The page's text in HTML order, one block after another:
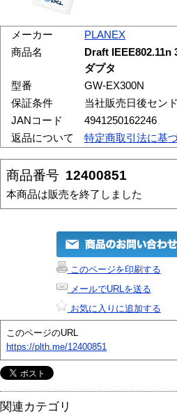
メーカー
PLANEX
商品名
Draft
ダプタ
型番
GW-EX300N
保証条件
当社販売日後セン
JANコード
4941250162246
返品について
特定商取引法に基
商品番号 12400851
本商品は販売を終了しました
このページを印刷する
メールでURLを送る
お気に入りに追加する
このページのURL
https://plth.me/12400851
関連カテゴリ